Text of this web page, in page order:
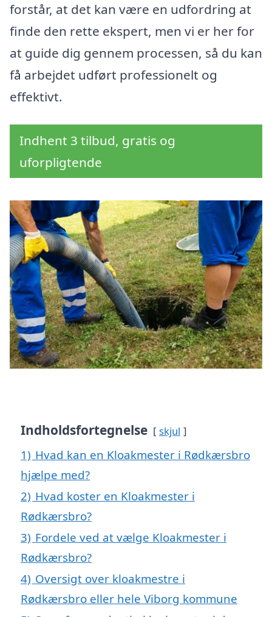
forstår, at det kan være en udfordring at
finde den rette ekspert, men vi er her for
at guide dig gennem processen, så du kan
få arbejdet udført professionelt og
effektivt.
Indhent 3 tilbud, gratis og
uforpligtende
Indholdsfortegnelse skjul
1) Hvad kan en Kloakmester i Rødkærsbro
hjælpe med?
2) Hvad koster en Kloakmester i
Rødkærsbro?
3) Fordele ved at vælge Kloakmester i
Rødkærsbro?
4) Oversigt over kloakmestre i
Rødkærsbro eller hele Viborg kommune